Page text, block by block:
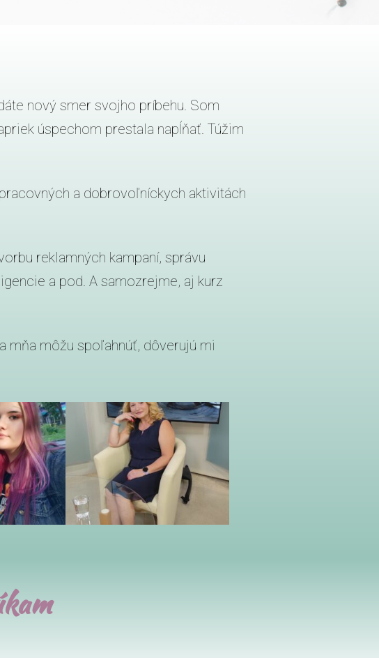
nový smer svojho príbehu. Som
úspechom prestala napĺňať. Túžim
a dobrovoľníckych aktivitách
reklamných kampaní, správu
a pod. A samozrejme, aj kurz
mňa môžu spoľahnúť, dôverujú mi